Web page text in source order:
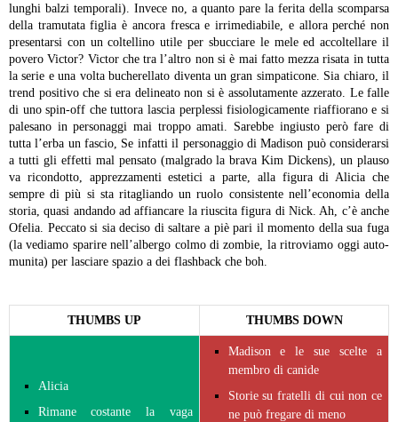
lunghi balzi temporali). Invece no, a quanto pare la ferita della scomparsa
della tramutata figlia è ancora fresca e irrimediabile, e allora perché non
presentarsi con un coltellino utile per sbucciare le mele ed accoltellare il
povero Victor? Victor che tra l’altro non si è mai fatto mezza risata in tutta
la serie e una volta bucherellato diventa un gran simpaticone. Sia chiaro, il
trend positivo che si era delineato non si è assolutamente azzerato. Le falle
di uno spin-off che tuttora lascia perplessi fisiologicamente riaffiorano e si
palesano in personaggi mai troppo amati. Sarebbe ingiusto però fare di
tutta l’erba un fascio, Se infatti il personaggio di Madison può considerarsi
a tutti gli effetti mal pensato (malgrado la brava Kim Dickens), un plauso
va ricondotto, apprezzamenti estetici a parte, alla figura di Alicia che
sempre di più si sta ritagliando un ruolo consistente nell’economia della
storia, quasi andando ad affiancare la riuscita figura di Nick. Ah, c’è anche
Ofelia. Peccato si sia deciso di saltare a piè pari il momento della sua fuga
(la vediamo sparire nell’albergo colmo di zombie, la ritroviamo oggi auto-
munita) per lasciare spazio a dei flashback che boh.
THUMBS UP THUMBS DOWN
Alicia
Rimane costante la vaga
Madison e le sue scelte a
membro di canide
Storie su fratelli di cui non ce
ne può fregare di meno